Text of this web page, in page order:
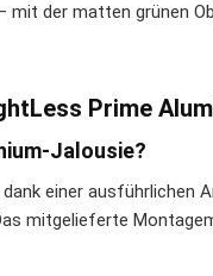
der matten grünen
Prime
Jalousie?
einer ausführlichen
mitgelieferte